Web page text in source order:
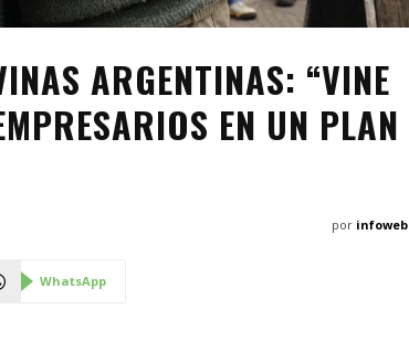
ARGENTINAS: “VINE
EN UN PLAN
por infoweb
WhatsApp